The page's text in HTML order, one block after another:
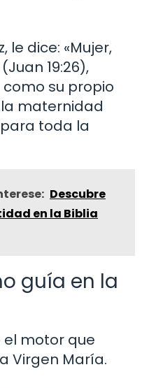
le dice: «Mujer,
19:26),
su propio
maternidad
toda la
Descubre
en la Biblia
guía en la
el motor que
Virgen María.